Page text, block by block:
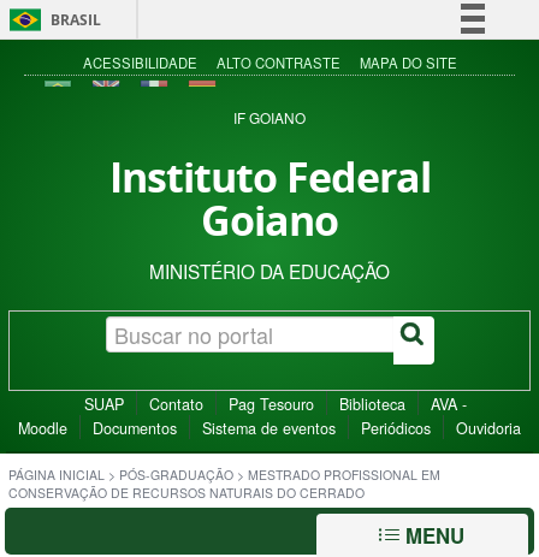
BRASIL
Simplifique!
Acesso à informação
ACESSIBILIDADE ALTO CONTRASTE MAPA DO SITE
IF GOIANO
Instituto Federal
Goiano
MINISTÉRIO DA EDUCAÇÃO
SUAP Contato Pag Tesouro Biblioteca
AVA -
Moodle
Documentos Sistema de eventos Periódicos Ouvidoria
PÁGINA INICIAL > PÓS-GRADUAÇÃO > MESTRADO PROFISSIONAL EM
CONSERVAÇÃO DE RECURSOS NATURAIS DO CERRADO
MENU